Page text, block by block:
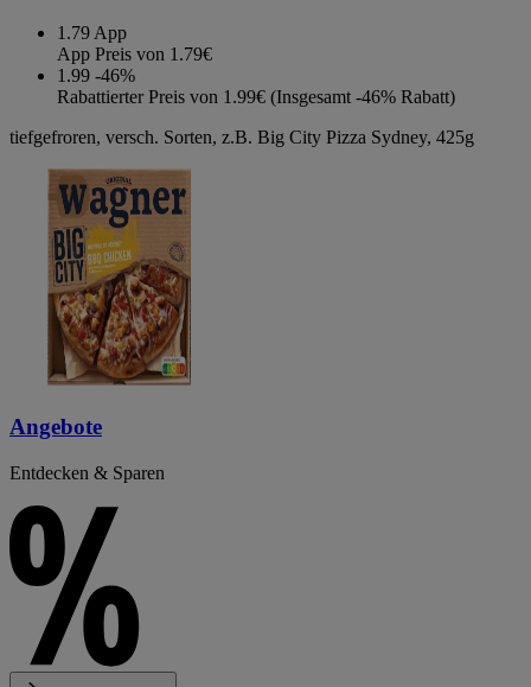
1.79 App
App Preis von 1.79€
1.99 -46%
Rabattierter Preis von 1.99€ (Insgesamt -46% Rabatt)
tiefgefroren, versch. Sorten, z.B. Big City Pizza Sydney, 425g
Angebote
Entdecken & Sparen